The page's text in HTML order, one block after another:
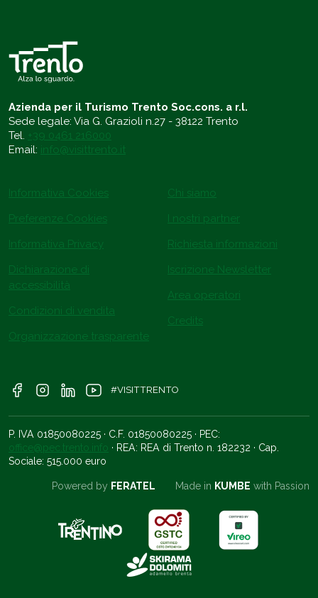
Azienda per il Turismo Trento Soc.cons. a r.l.
Sede legale: Via G. Grazioli n.27 - 38122 Trento
Tel. +39 0461 216000
Email: info@visittrento.it
Informativa Cookies
Preferenze Cookies
Informativa Privacy
Dichiarazione di
accessibilità
Condizioni di vendita
Organizzazione trasparente
Chi siamo
I nostri partner
Richiesta informazioni
Iscrizione Newsletter
Area operatori
Credits
#VISITTRENTO
P. IVA 01850080225 · C.F. 01850080225 · PEC:
office@pec.trento.info · REA: REA di Trento n. 182232 · Cap.
Sociale: 515.000 euro
Powered by FERATEL Made in KUMBE with Passion